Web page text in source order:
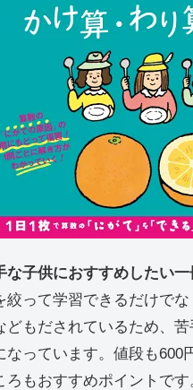
な子供におすすめしたい一
絞って学習できるだけでな
どもだされているため、
なっています。値段も600
ろもおすすめポイントです